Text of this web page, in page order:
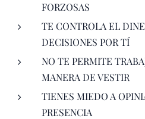
FORZOSAS
TE CONTROLA EL
DECISIONES POR TÍ
NO TE PERMITE
MANERA DE VESTIR
TIENES MIEDO A
PRESENCIA